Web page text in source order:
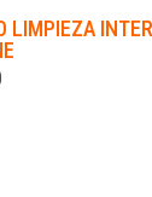
LIMPIEZA